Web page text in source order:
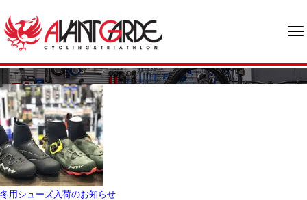
ブログ
冬用シューズ入荷のお知らせ